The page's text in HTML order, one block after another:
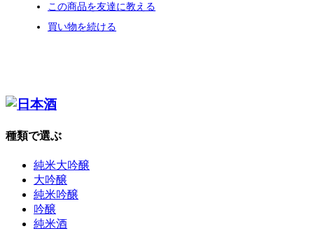
この商品を友達に教える
買い物を続ける
種類で選ぶ
純米大吟醸
大吟醸
純米吟醸
吟醸
純米酒